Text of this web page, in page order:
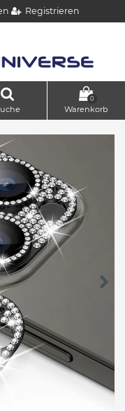
Registrieren
0
Warenkorb